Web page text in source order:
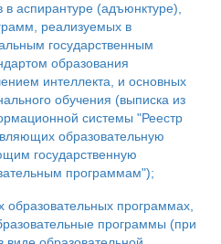
в аспирантуре (адъюнктуре),
реализуемых в
государственным
образования
интеллекта, и основных
обучения (выписка из
системы "Реестр
образовательную
государственную
программам");
программах,
программы (при